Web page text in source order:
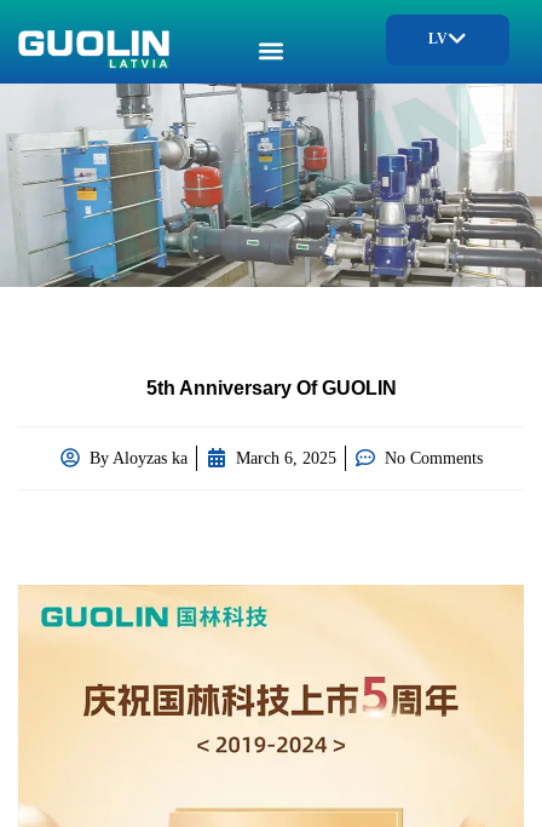
LV
5th Anniversary Of GUOLIN
ByAloyzas ka March 6, 2025 No Comments